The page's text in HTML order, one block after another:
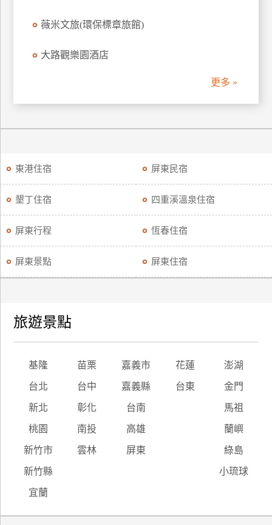
薇米文旅(環保標章旅館)
大路觀樂園酒店
更多 »
東港住宿 屏東民宿
墾丁住宿 四重溪溫泉住宿
屏東行程 恆春住宿
屏東景點 屏東住宿
旅遊景點
基隆 苗栗 嘉義市 花蓮 澎湖
台北 台中 嘉義縣 台東 金門
新北 彰化 台南 馬祖
桃園 南投 高雄 蘭嶼
新竹市 雲林 屏東 綠島
新竹縣 小琉球
宜蘭